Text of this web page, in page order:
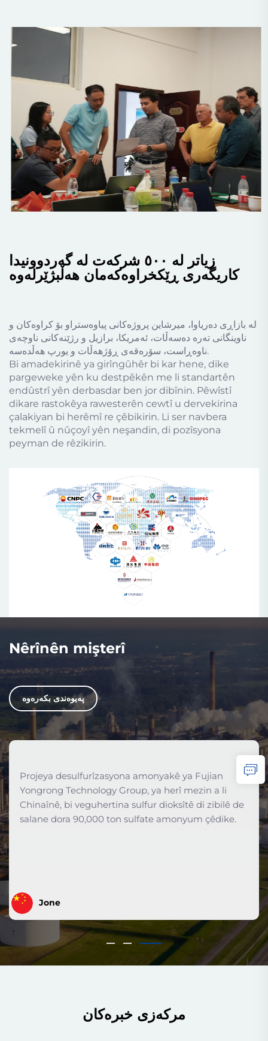
زیاتر لە ٥٠٠ شرکەت لە گەردوونیدا
کاریگەری ڕێکخراوەکەمان هەڵبژێرلەوە
لە بازاڕی دەریاوا، میرشاین پروژەکانی پیاوەستراو بۆ کراوەکان و
ناوینگانی تەرە دەسەڵات، ئەمریکا، برازیل و رژێنەکانی ناوچەی
ناوەڕاست، سۆرەقەی ڕۆژھەڵات و یورپ هەڵدەسە.
Bi amadekirinê ya girîngûhêr bi kar hene, dike
pargeweke yên ku destpêkên me li standartên
endûstrî yên derbasdar ben jor dibînin. Pêwîstî
dikare rastokêya rawesterên cewtî u dervekirina
çalakiyan bi herêmî re çêbikirin. Li ser navbera
tekmelî û nûçoyî yên neşandin, di pozîsyona
peyman de rêzikirin.
Nêrînên mişterî
پەیوەندی بکەرەوە
Shenyang Chemical Co., Ltd., di nav
desulfurîzasyona ammonyak û rakirina tozê de di
gaza tîrêjê ya boylerê de, emîsyonên pir hindik
digihîje, ku zibilê sulfate ammonyûmê bêyî şilava
Alice
مرکەزی خبرەکان